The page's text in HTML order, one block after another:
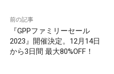
前の記事
『​GPPファミリーセール
2023』開催決定。12月14日
から3日間 最大80%OFF！